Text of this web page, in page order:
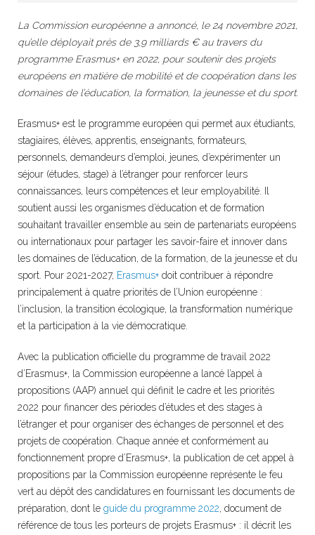
La Commission européenne a annoncé, le 24 novembre 2021,
qu’elle déployait près de 3,9 milliards € au travers du
programme Erasmus+ en 2022, pour soutenir des projets
européens en matière de mobilité et de coopération dans les
domaines de l’éducation, la formation, la jeunesse et du sport.
Erasmus+ est le programme européen qui permet aux étudiants,
stagiaires, élèves, apprentis, enseignants, formateurs,
personnels, demandeurs d’emploi, jeunes, d’expérimenter un
séjour (études, stage) à l’étranger pour renforcer leurs
connaissances, leurs compétences et leur employabilité. Il
soutient aussi les organismes d’éducation et de formation
souhaitant travailler ensemble au sein de partenariats européens
ou internationaux pour partager les savoir-faire et innover dans
les domaines de l’éducation, de la formation, de la jeunesse et du
sport. Pour 2021-2027, Erasmus+ doit contribuer à répondre
principalement à quatre priorités de l’Union européenne :
l’inclusion, la transition écologique, la transformation numérique
et la participation à la vie démocratique.
Avec la publication officielle du programme de travail 2022
d’Erasmus+, la Commission européenne a lancé l’appel à
propositions (AAP) annuel qui définit le cadre et les priorités
2022 pour financer des périodes d’études et des stages à
l’étranger et pour organiser des échanges de personnel et des
projets de coopération. Chaque année et conformément au
fonctionnement propre d’Erasmus+, la publication de cet appel à
propositions par la Commission européenne représente le feu
vert au dépôt des candidatures en fournissant les documents de
préparation, dont le guide du programme 2022, document de
référence de tous les porteurs de projets Erasmus+ : il décrit les